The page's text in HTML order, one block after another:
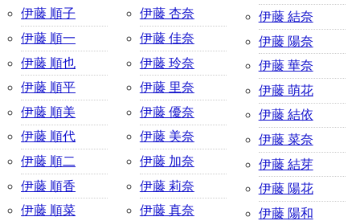
伊藤 順子
伊藤 順一
伊藤 順也
伊藤 順平
伊藤 順美
伊藤 順代
伊藤 順二
伊藤 順香
伊藤 順菜
伊藤 杏奈
伊藤 佳奈
伊藤 玲奈
伊藤 里奈
伊藤 優奈
伊藤 美奈
伊藤 加奈
伊藤 莉奈
伊藤 真奈
伊藤 結奈
伊藤 陽奈
伊藤 華奈
伊藤 萌花
伊藤 結依
伊藤 菜奈
伊藤 結芽
伊藤 陽花
伊藤 陽和